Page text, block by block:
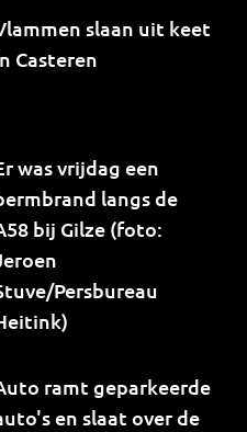
slaan uit keet
Casteren
was vrijdag een
langs de
bij Gilze (foto:
Persbureau
ramt geparkeerde
en slaat over de